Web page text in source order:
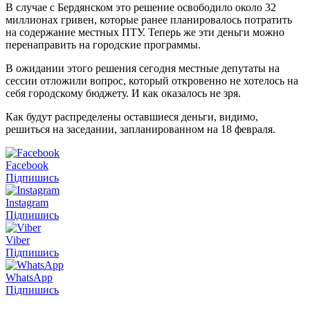
В случае с Бердянском это решение освободило около 32
миллионах гривен, которые ранее планировалось потратить
на содержание местных ПТУ. Теперь же эти деньги можно
перенаправить на городские программы.
В ожидании этого решения сегодня местные депутаты на
сессии отложили вопрос, который откровенно не хотелось на
себя городскому бюджету. И как оказалось не зря.
Как будут распределены оставшиеся деньги, видимо,
решиться на заседании, запланированном на 18 февраля.
Facebook
Підпишись
Instagram
Підпишись
Viber
Підпишись
WhatsApp
Підпишись